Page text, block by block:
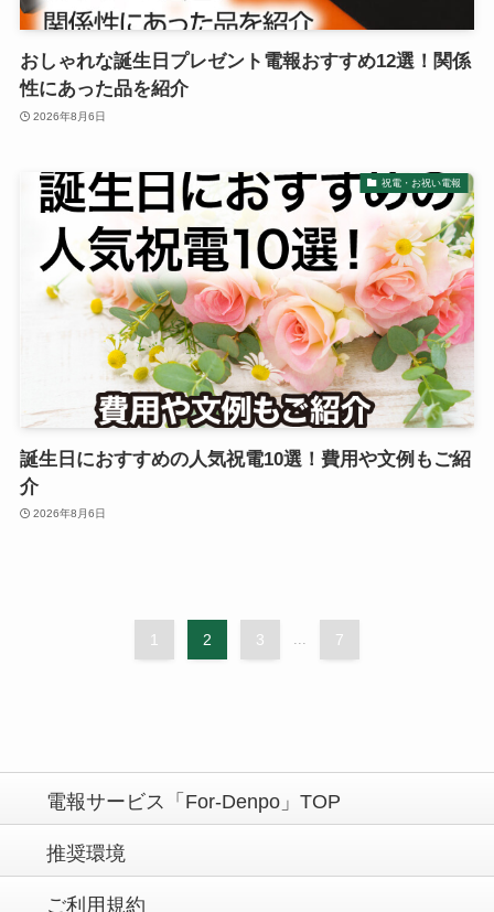
おしゃれな誕生日プレゼント電報おすすめ12選！関係
性にあった品を紹介
2026年8月6日
祝電・お祝い電報
誕生日におすすめの人気祝電10選！費用や文例もご紹
介
2026年8月6日
1 2 3 7
電報サービス「For-Denpo」TOP
推奨環境
ご利用規約